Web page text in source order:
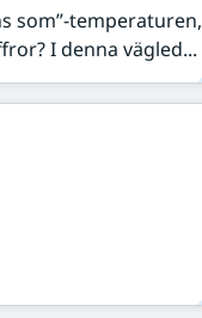
som”-temperaturen,
I denna vägled...